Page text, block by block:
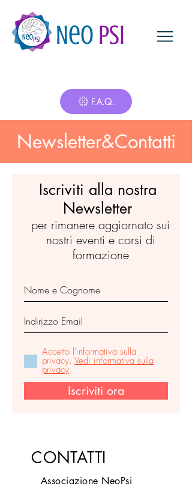
Neo Psi
F.A.Q.
Newsletter&Contatti
Iscriviti alla nostra
Newsletter
per rimanere aggiornato sui
nostri eventi e corsi di
formazione
Accetto l'informativa sulla
privacy. Vedi informativa sulla
privacy
Iscriviti ora
CONTATTI
Associazione NeoPsi